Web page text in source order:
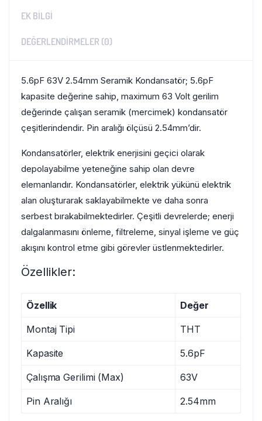
EK BILGI
DEĞERLENDIRMELER (0)
5.6pF 63V 2.54mm Seramik Kondansatör; 5.6pF
kapasite değerine sahip, maximum 63 Volt gerilim
değerinde çalışan seramik (mercimek) kondansatör
çeşitlerindendir. Pin aralığı ölçüsü 2.54mm’dir.
Kondansatörler, elektrik enerjisini geçici olarak
depolayabilme yeteneğine sahip olan devre
elemanlarıdır. Kondansatörler, elektrik yükünü elektrik
alan oluşturarak saklayabilmekte ve daha sonra
serbest bırakabilmektedirler. Çeşitli devrelerde; enerji
dalgalanmasını önleme, filtreleme, sinyal işleme ve güç
akışını kontrol etme gibi görevler üstlenmektedirler.
Özellikler:
Özellik Değer
Montaj Tipi THT
Kapasite 5.6pF
Çalışma Gerilimi (Max) 63V
Pin Aralığı 2.54mm